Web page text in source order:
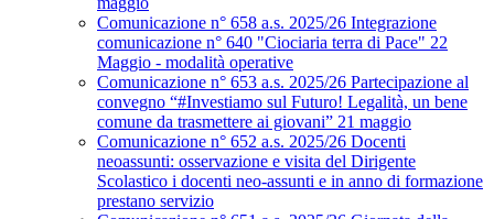
Comunicazione n° 658 a.s. 2025/26 Integrazione
comunicazione n° 640 "Ciociaria terra di Pace" 22
Maggio - modalità operative
Comunicazione n° 653 a.s. 2025/26 Partecipazione al
convegno “#Investiamo sul Futuro! Legalità, un bene
comune da trasmettere ai giovani” 21 maggio
Comunicazione n° 652 a.s. 2025/26 Docenti
neoassunti: osservazione e visita del Dirigente
Scolastico i docenti neo-assunti e in anno di formazione
prestano servizio